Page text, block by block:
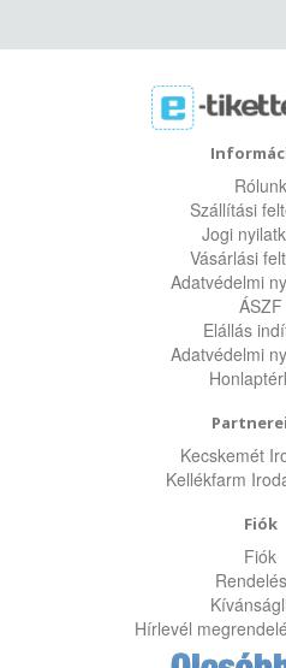
Rólunk
Szállítási
Jogi
Vásárlási
Adatvédelmi
ÁSZF
Elállás
Adatvédelmi
Kecskemét
Kellékfarm
Fiók
Fiók
Hírlevél